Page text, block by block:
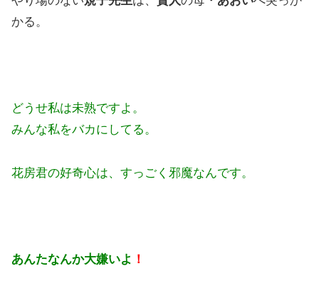
かる。
どうせ私は未熟ですよ。
みんな私をバカにしてる。
花房君の好奇心は、すっごく邪魔なんです。
あんたなんか大嫌いよ ！